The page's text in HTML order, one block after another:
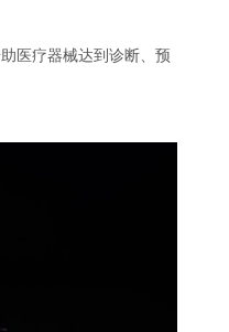
医疗器械达到诊断、预